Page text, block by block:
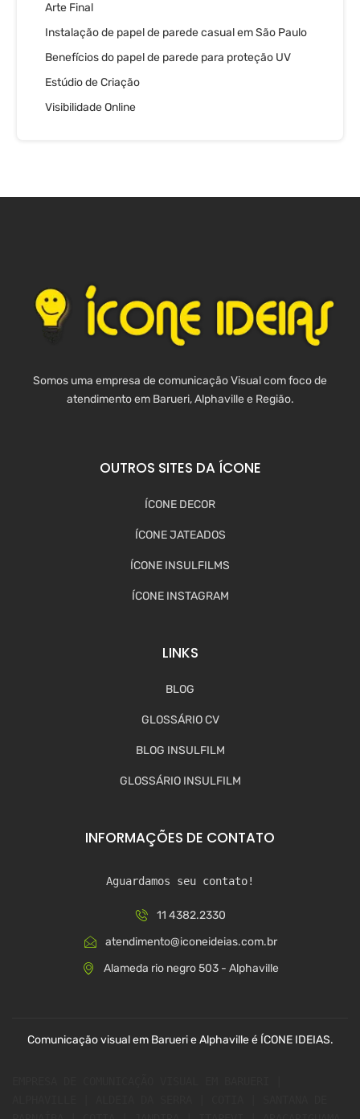
Arte Final
Instalação de papel de parede casual em São Paulo
Benefícios do papel de parede para proteção UV
Estúdio de Criação
Visibilidade Online
Somos uma empresa de comunicação Visual com foco de
atendimento em Barueri, Alphaville e Região.
OUTROS SITES DA ÍCONE
ÍCONE DECOR
ÍCONE JATEADOS
ÍCONE INSULFILMS
ÍCONE INSTAGRAM
LINKS
BLOG
GLOSSÁRIO CV
BLOG INSULFILM
GLOSSÁRIO INSULFILM
INFORMAÇÕES DE CONTATO
Aguardamos seu contato!
11 4382.2330
atendimento@iconeideias.com.br
Alameda rio negro 503 - Alphaville
Comunicação visual em Barueri e Alphaville é ÍCONE IDEIAS.